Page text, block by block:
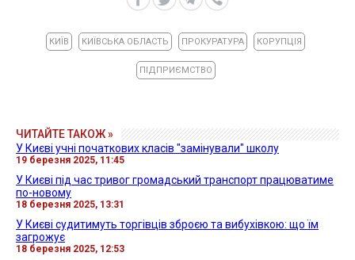
КИЇВ КИЇВСЬКА ОБЛАСТЬ ПРОКУРАТУРА КОРУПЦІЯ
ПІДПРИЄМСТВО
ЧИТАЙТЕ ТАКОЖ »
У Києві учні початкових класів "замінували" школу
19 березня 2025, 11:45
У Києві під час тривог громадський транспорт працюватиме
по-новому
18 березня 2025, 13:31
У Києві судитимуть торгівців зброєю та вибухівкою: що їм
загрожує
18 березня 2025, 12:53